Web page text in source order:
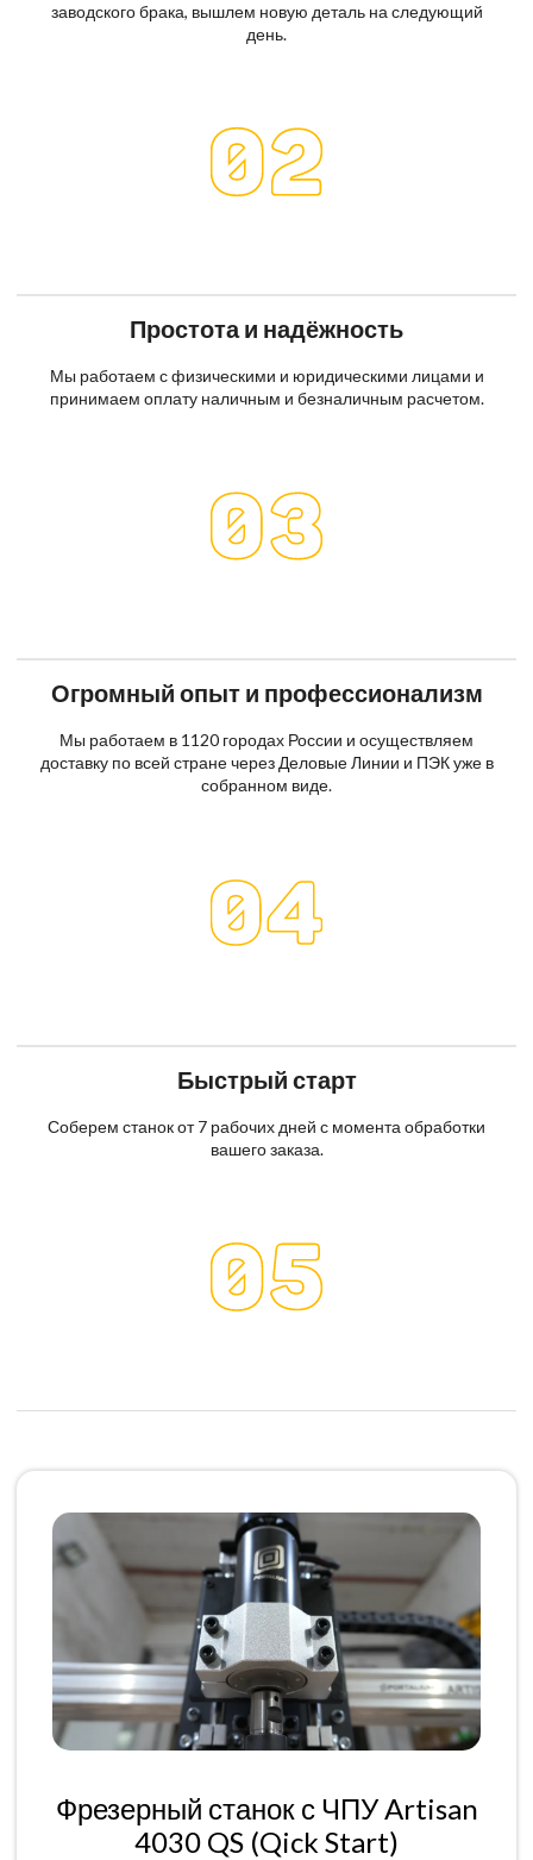
заводского брака, вышлем новую деталь на следующий
день.
Простота и надёжность
Мы работаем с физическими и юридическими лицами и
принимаем оплату наличным и безналичным расчетом.
Огромный опыт и профессионализм
Мы работаем в 1120 городах России и осуществляем
доставку по всей стране через Деловые Линии и ПЭК уже в
собранном виде.
Быстрый старт
Соберем станок от 7 рабочих дней с момента обработки
вашего заказа.
Фрезерный станок с ЧПУ Artisan
4030 QS (Qick Start)